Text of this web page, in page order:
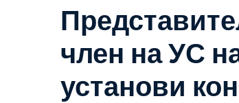
член на УС
установи